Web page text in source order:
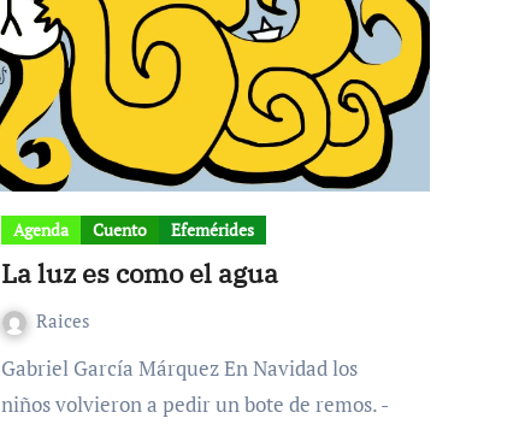
Agenda Cuento Efemérides
La luz es como el agua
Raices
Gabriel García Márquez En Navidad los
niños volvieron a pedir un bote de remos. -